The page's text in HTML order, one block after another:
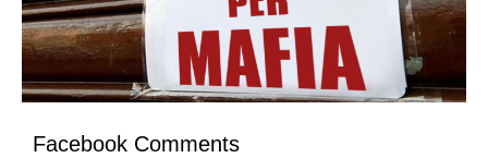
Facebook Comments